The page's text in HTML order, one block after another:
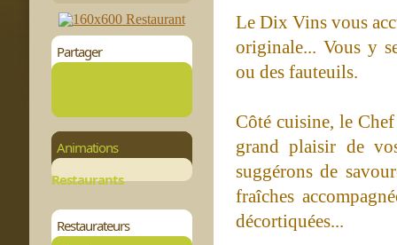
Partager
Animations
Restaurants
Restaurateurs
Le Dix Vins vous
originale... Vous y
ou des fauteuils.
Côté cuisine, le
grand plaisir de
suggérons de
fraîches
décortiquées...